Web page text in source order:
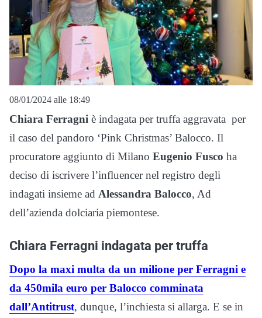
08/01/2024 alle 18:49
Chiara Ferragni è indagata per truffa aggravata per
il caso del pandoro ‘Pink Christmas’ Balocco. Il
procuratore aggiunto di Milano Eugenio Fusco ha
deciso di iscrivere l’influencer nel registro degli
indagati insieme ad Alessandra Balocco, Ad
dell’azienda dolciaria piemontese.
Chiara Ferragni indagata per truffa
Dopo la maxi multa da un milione per Ferragni e
da 450mila euro per Balocco comminata
dall’Antitrust, dunque, l’inchiesta si allarga. E se in